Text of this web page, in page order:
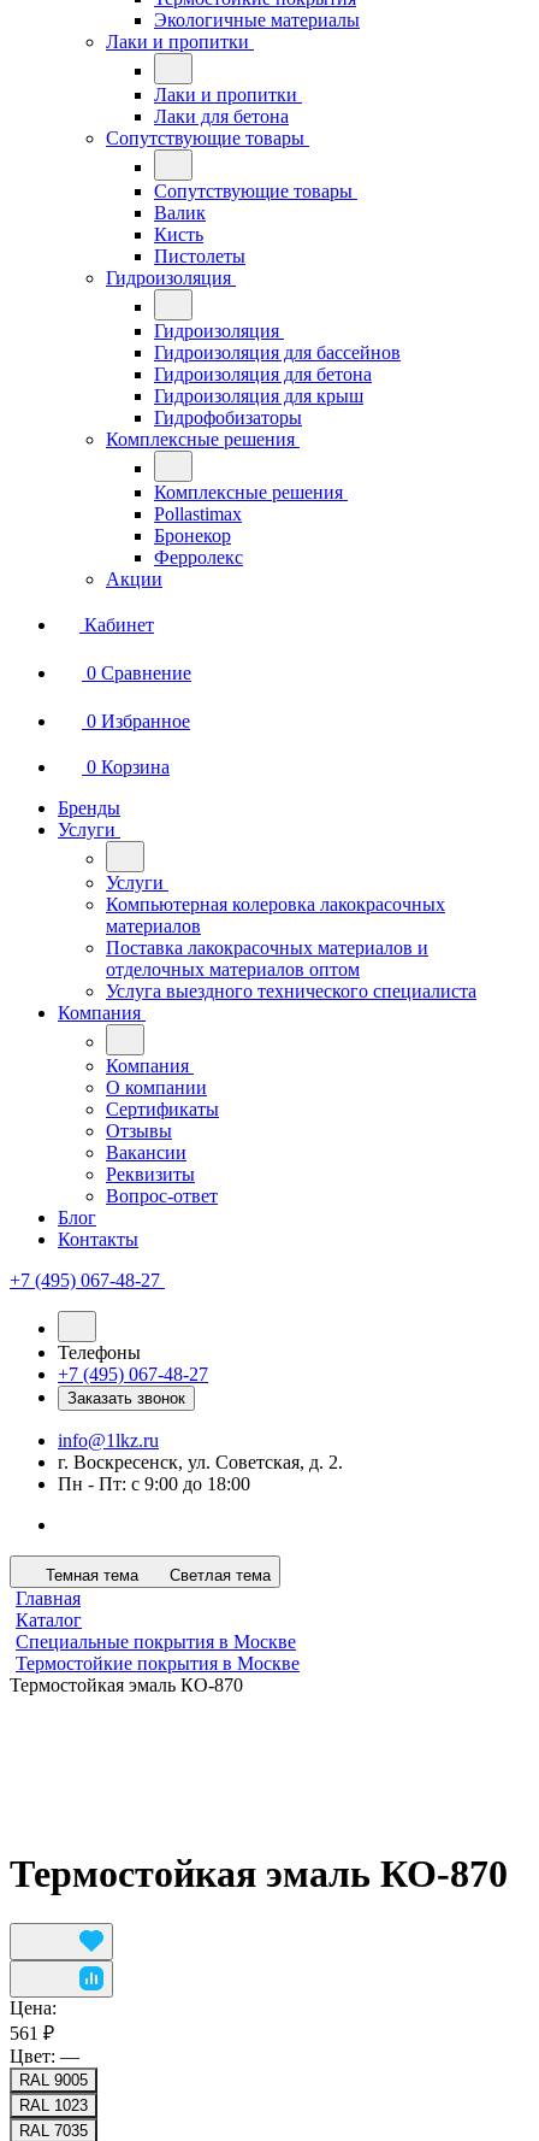
Экологичные материалы
Лаки и пропитки
Лаки и пропитки
Лаки для бетона
Сопутствующие товары
Сопутствующие товары
Валик
Кисть
Пистолеты
Гидроизоляция
Гидроизоляция
Гидроизоляция для бассейнов
Гидроизоляция для бетона
Гидроизоляция для крыш
Гидрофобизаторы
Комплексные решения
Комплексные решения
Pollastimax
Бронекор
Ферролекс
Акции
Кабинет
0 Сравнение
0 Избранное
0 Корзина
Бренды
Услуги
Услуги
Компьютерная колеровка лакокрасочных
материалов
Поставка лакокрасочных материалов и
отделочных материалов оптом
Услуга выездного технического специалиста
Компания
Компания
О компании
Сертификаты
Отзывы
Вакансии
Реквизиты
Вопрос-ответ
Блог
Контакты
+7 (495) 067-48-27
Телефоны
+7 (495) 067-48-27
Заказать звонок
info@1lkz.ru
г. Воскресенск, ул. Советская, д. 2.
Пн - Пт: с 9:00 до 18:00
Темная тема Светлая тема
Главная
Каталог
Специальные покрытия в Москве
Термостойкие покрытия в Москве
Термостойкая эмаль КО-870
Термостойкая эмаль КО-870
Цена:
561 ₽
Цвет: —
RAL 9005
RAL 1023
RAL 7035